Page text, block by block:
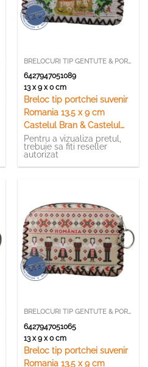
BRELOCURI TIP GENTUTE & PORTCHEI
6427947051089
13 x 9 x 0 cm
Breloc tip portchei suvenir
Romania 13.5 x 9 cm
Castelul Bran & Castelul
Corvinilor
Pentru a vizualiza pretul,
trebuie sa fiti reseller
autorizat
BRELOCURI TIP GENTUTE & PORTCHEI
6427947051065
13 x 9 x 0 cm
Breloc tip portchei suvenir
Romania 13.5 x 9 cm